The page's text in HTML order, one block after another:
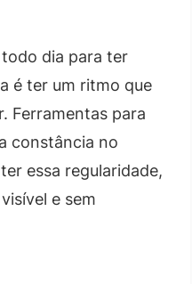
dia para ter
é ter um ritmo que
Ferramentas para
constância no
essa regularidade,
e sem